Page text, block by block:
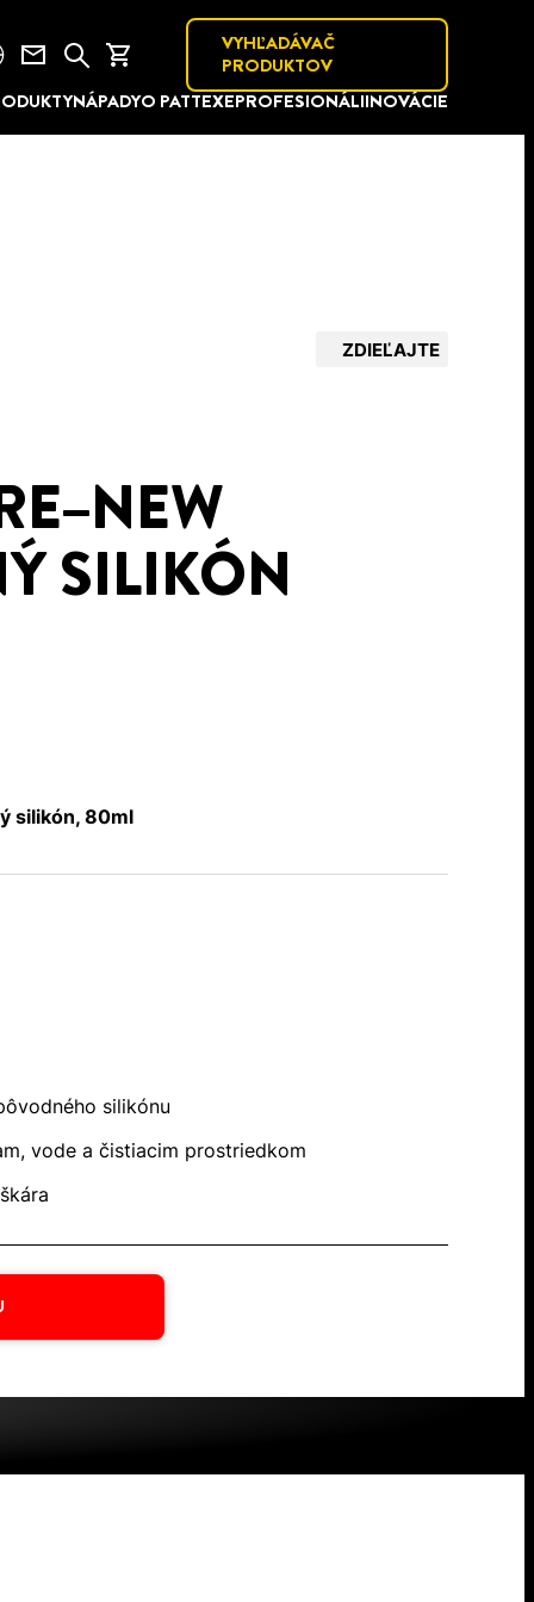
NÁPADYO PATTEXEPROFESIONÁLIINOVÁCIE
VYHĽADÁVAČ
PRODUKTOV
ZDIEĽAJTE
SILIKÓN
silikón, 80ml
silikónu
vode a čistiacim prostriedkom